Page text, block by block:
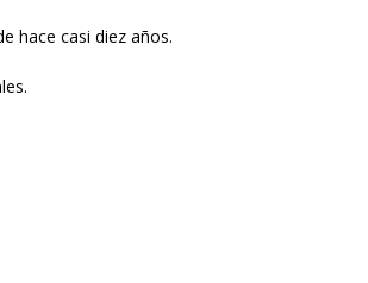
hace casi diez años.